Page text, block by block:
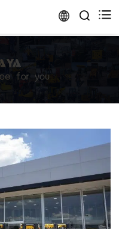
 